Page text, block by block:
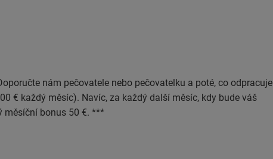
nám pečovatele nebo pečovatelku a poté, co odpracuje
€ každý měsíc). Navíc, za každý další měsíc, kdy bude váš
měsíční bonus 50 €. ***